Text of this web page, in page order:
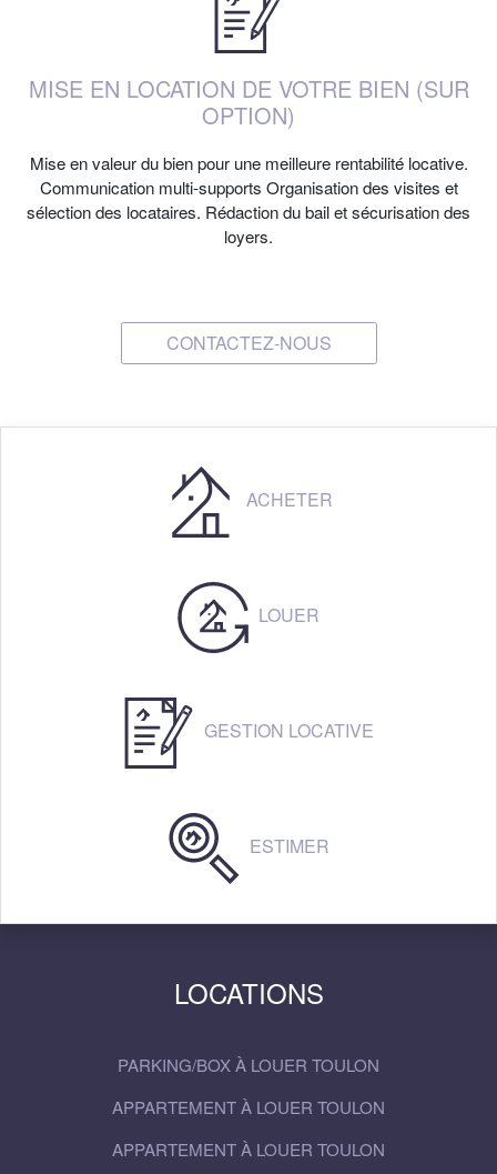
MISE EN LOCATION DE VOTRE BIEN (SUR
OPTION)
Mise en valeur du bien pour une meilleure rentabilité locative.
Communication multi-supports Organisation des visites et
sélection des locataires. Rédaction du bail et sécurisation des
loyers.
CONTACTEZ-NOUS
ACHETER
LOUER
GESTION LOCATIVE
ESTIMER
LOCATIONS
PARKING/BOX À LOUER TOULON
APPARTEMENT À LOUER TOULON
APPARTEMENT À LOUER TOULON